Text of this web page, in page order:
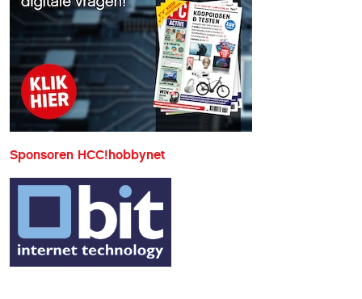
de avond 1 of meer keren opnieuw uit de
lucht gaan. +-+
Sponsoren HCC!hobbynet